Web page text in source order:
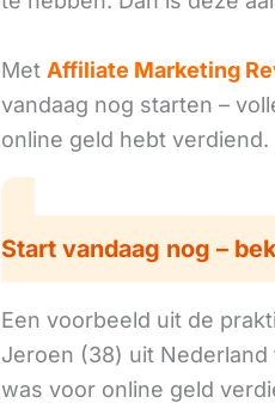
Met Affiliate Marketing
vandaag nog starten –
online geld hebt verdiend.
Start vandaag nog –
Een voorbeeld uit de
Jeroen (38) uit Nederland
was voor online geld